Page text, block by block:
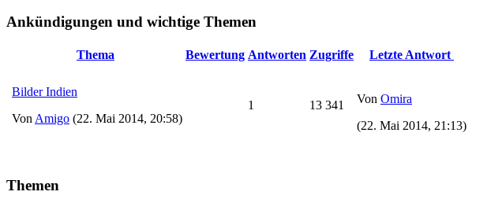
Ankündigungen und wichtige Themen
Thema Bewertung Antworten Zugriffe Letzte Antwort
Bilder Indien
Von Amigo (22. Mai 2014, 20:58)
1 13 341 Von Omira
(22. Mai 2014, 21:13)
Themen